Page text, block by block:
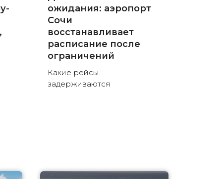
ожидания: аэропорт
Сочи
восстанавливает
расписание после
ограничений
Какие рейсы
задерживаются